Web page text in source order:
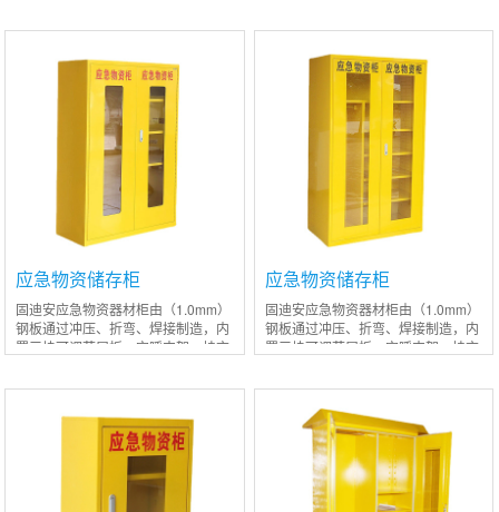
置均可，满足用户多样化的选择；板
气呼吸器、氧气呼吸器、胶鞋、雨
应急物资储存柜
(GU045WEM)
固迪安应急物资器材柜由（1.0mm）
钢板通过冲压、折弯、焊接制造，内
置三块可调节层板，空呼支架，挂衣
气呼吸器、氧气呼吸器、胶鞋、雨
应急物资储存柜
(GU1800EM)
固迪安应急物资器材柜由（1.0mm）
钢板通过冲压、折弯、焊接制造，内
置三块可调节层板，空呼支架，挂衣
气呼吸器、氧气呼吸器、胶鞋、雨
衣、防毒面